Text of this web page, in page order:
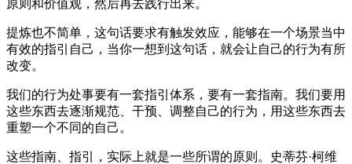
原则和价值观，然后再去践行出来。
提炼也不简单，这句话要求有触发效应，能够在一个场景当中
有效的指引自己，当你一想到这句话，就会让自己的行为有所
改变。
我们的行为处事要有一套指引体系，要有一套指南。我们要用
这些东西去逐渐规范、干预、调整自己的行为，用这些东西去
重塑一个不同的自己。
这些指南、指引，实际上就是一些所谓的原则。史蒂芬·柯维